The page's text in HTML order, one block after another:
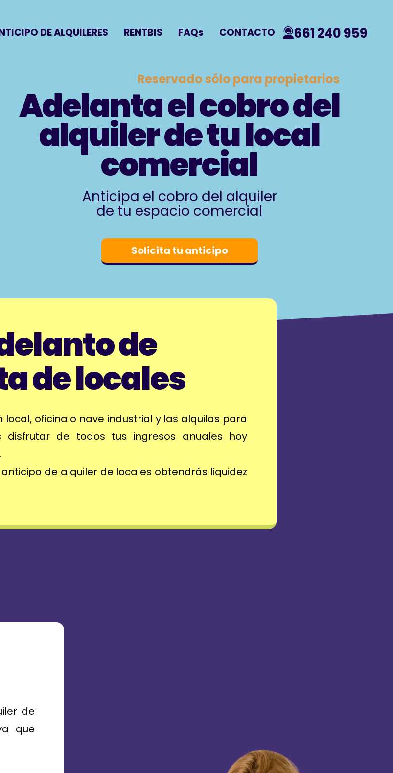
DE ALQUILERES RENTBIS FAQs CONTACTO 661 240 959
Reservado sólo para propietarios
Adelanta el cobro del
alquiler de tu local
comercial
Anticipa el cobro del alquiler
de tu espacio comercial
Solicita tu anticipo
de
de locales
local, oficina o nave industrial y las alquilas para
disfrutar de todos tus ingresos anuales hoy
de alquiler de locales obtendrás liquidez
de
que